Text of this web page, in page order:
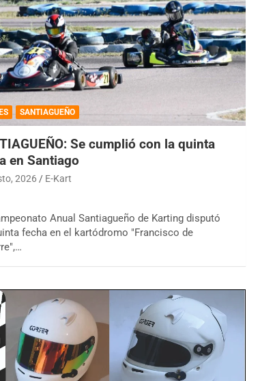
SANTIAGUEÑO
Se cumplió con la quinta
en Santiago
2026 E-Kart
Anual Santiagueño de Karting disputó
fecha en el kartódromo "Francisco de